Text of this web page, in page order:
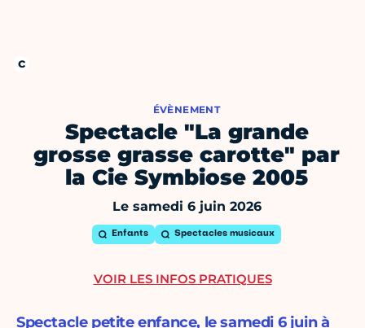
ÉVÈNEMENT
Spectacle "La grande
grosse grasse carotte" par
la Cie Symbiose 2005
Le samedi 6 juin 2026
Enfants Spectacles musicaux
Spectacle petite enfance, le samedi 6 juin à
VOIR LES INFOS PRATIQUES